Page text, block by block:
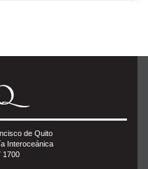
de Quito
Interoceánica
1700